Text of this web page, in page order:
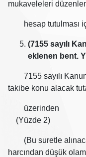
mukaveleleri
hesap tutulması
(7155 sayılı
eklenen bent.
7155 sayılı Kanun
takibe konu alacak
(Yüzde 2)
(Bu suretle
harcından düşük